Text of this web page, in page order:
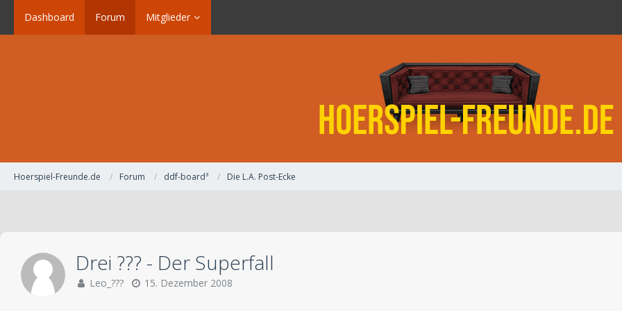
Dashboard Forum Mitglieder
Hoerspiel-Freunde.de Forum ddf-board³ Die L.A. Post-Ecke
Drei ??? - Der Superfall
Leo_??? 15. Dezember 2008